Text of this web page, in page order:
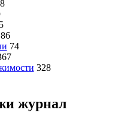
86
74
328
журнал